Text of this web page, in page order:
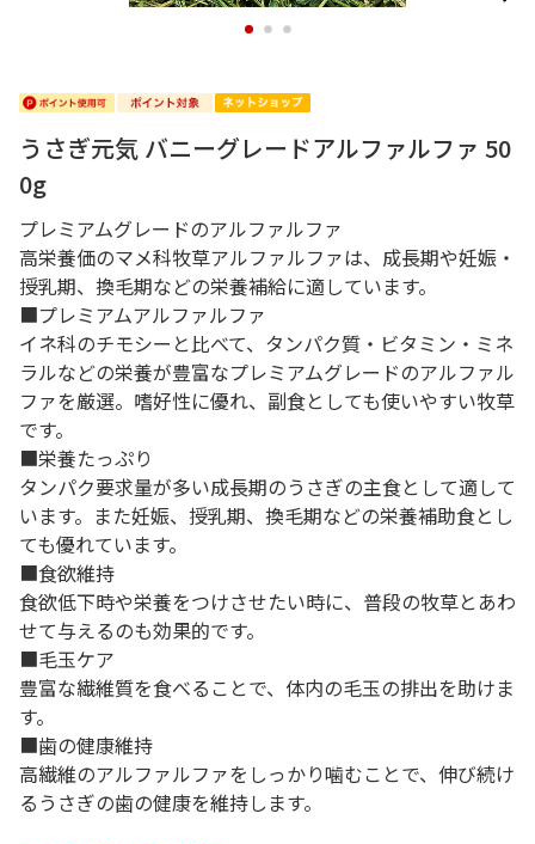
1 2 3
うさぎ元気 バニーグレードアルファルファ 50
0g
プレミアムグレードのアルファルファ
高栄養価のマメ科牧草アルファルファは、成長期や妊娠・
授乳期、換毛期などの栄養補給に適しています。
■プレミアムアルファルファ
イネ科のチモシーと比べて、タンパク質・ビタミン・ミネ
ラルなどの栄養が豊富なプレミアムグレードのアルファル
ファを厳選。嗜好性に優れ、副食としても使いやすい牧草
です。
■栄養たっぷり
タンパク要求量が多い成長期のうさぎの主食として適して
います。また妊娠、授乳期、換毛期などの栄養補助食とし
ても優れています。
■食欲維持
食欲低下時や栄養をつけさせたい時に、普段の牧草とあわ
せて与えるのも効果的です。
■毛玉ケア
豊富な繊維質を食べることで、体内の毛玉の排出を助けま
す。
■歯の健康維持
高繊維のアルファルファをしっかり噛むことで、伸び続け
るうさぎの歯の健康を維持します。